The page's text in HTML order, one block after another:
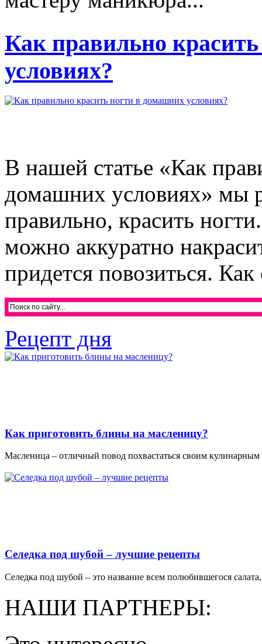
Как правильно
условиях?
В нашей статье «Как
домашних условиях» мы
правильно, красить
можно аккуратно
придется повозиться.
Рецепт дня
Как приготовить блины на масленицу?
Масленица – отличный повод похвастаться своим
Селедка под шубой – лучшие рецепты
Селедка под шубой – это название всем полюбившегося
НАШИ ПАРТНЕРЫ: